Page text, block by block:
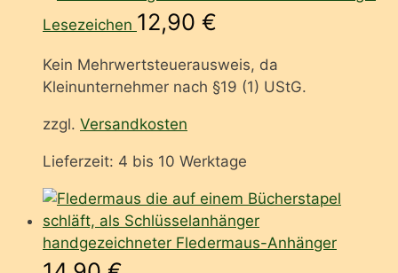
Lesezeichen 12,90 €
Kein Mehrwertsteuerausweis, da
Kleinunternehmer nach §19 (1) UStG.
zzgl. Versandkosten
Lieferzeit: 4 bis 10 Werktage
handgezeichneter Fledermaus-Anhänger